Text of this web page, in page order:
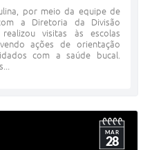
por meio da equipe de
a Diretoria da Divisão
visitas às escolas
ações de orientação
com a saúde bucal.
MAR
28